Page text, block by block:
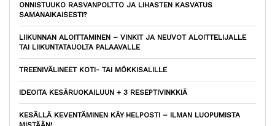
ONNISTUUKO RASVANPOLTTO JA LIHASTEN KASVATUS
SAMANAIKAISESTI?
LIIKUNNAN ALOITTAMINEN – VINKIT JA NEUVOT ALOITTELIJALLE
TAI LIIKUNTATAUOLTA PALAAVALLE
TREENIVÄLINEET KOTI- TAI MÖKKISALILLE
IDEOITA KESÄRUOKAILUUN + 3 RESEPTIVINKKIÄ
KESÄLLÄ KEVENTÄMINEN KÄY HELPOSTI – ILMAN LUOPUMISTA